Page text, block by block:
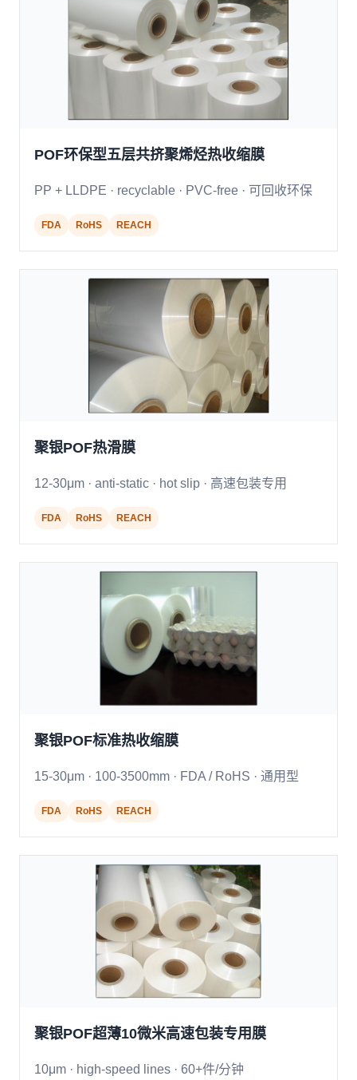
POF环保型五层共挤聚烯烃热收缩膜
PP + LLDPE · recyclable · PVC-free · 可回收环保
FDA RoHS REACH
聚银POF热滑膜
12-30μm · anti-static · hot slip · 高速包装专用
FDA RoHS REACH
聚银POF标准热收缩膜
15-30μm · 100-3500mm · FDA / RoHS · 通用型
FDA RoHS REACH
聚银POF超薄10微米高速包装专用膜
10μm · high-speed lines · 60+件/分钟